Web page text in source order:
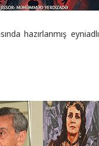
hazırlanmış eyniadlı